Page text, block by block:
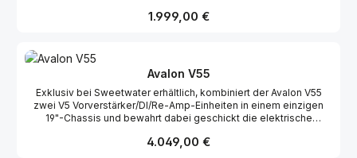
A-Schaltungen und zwei alternativen kaskadierten Transistor-
Aufnahmesessions und Live-Performance-Rigs, sorgt der V5 für
minimale Signalpfad-Interferenzen, hohe Headroom und extrem
niedriges Rauschen für präzise Audio-Wiedergabe.
Regulärer Preis:
1.999,00 €
Avalon V55
Exklusiv bei Sweetwater erhältlich, kombiniert der Avalon V55
zwei V5 Vorverstärker/DI/Re-Amp-Einheiten in einem einzigen
19"-Chassis und bewahrt dabei geschickt die elektrische
ausgelegt, bietet der V55 einen hervorragenden Mikrofon-
Regulärer Preis:
4.049,00 €